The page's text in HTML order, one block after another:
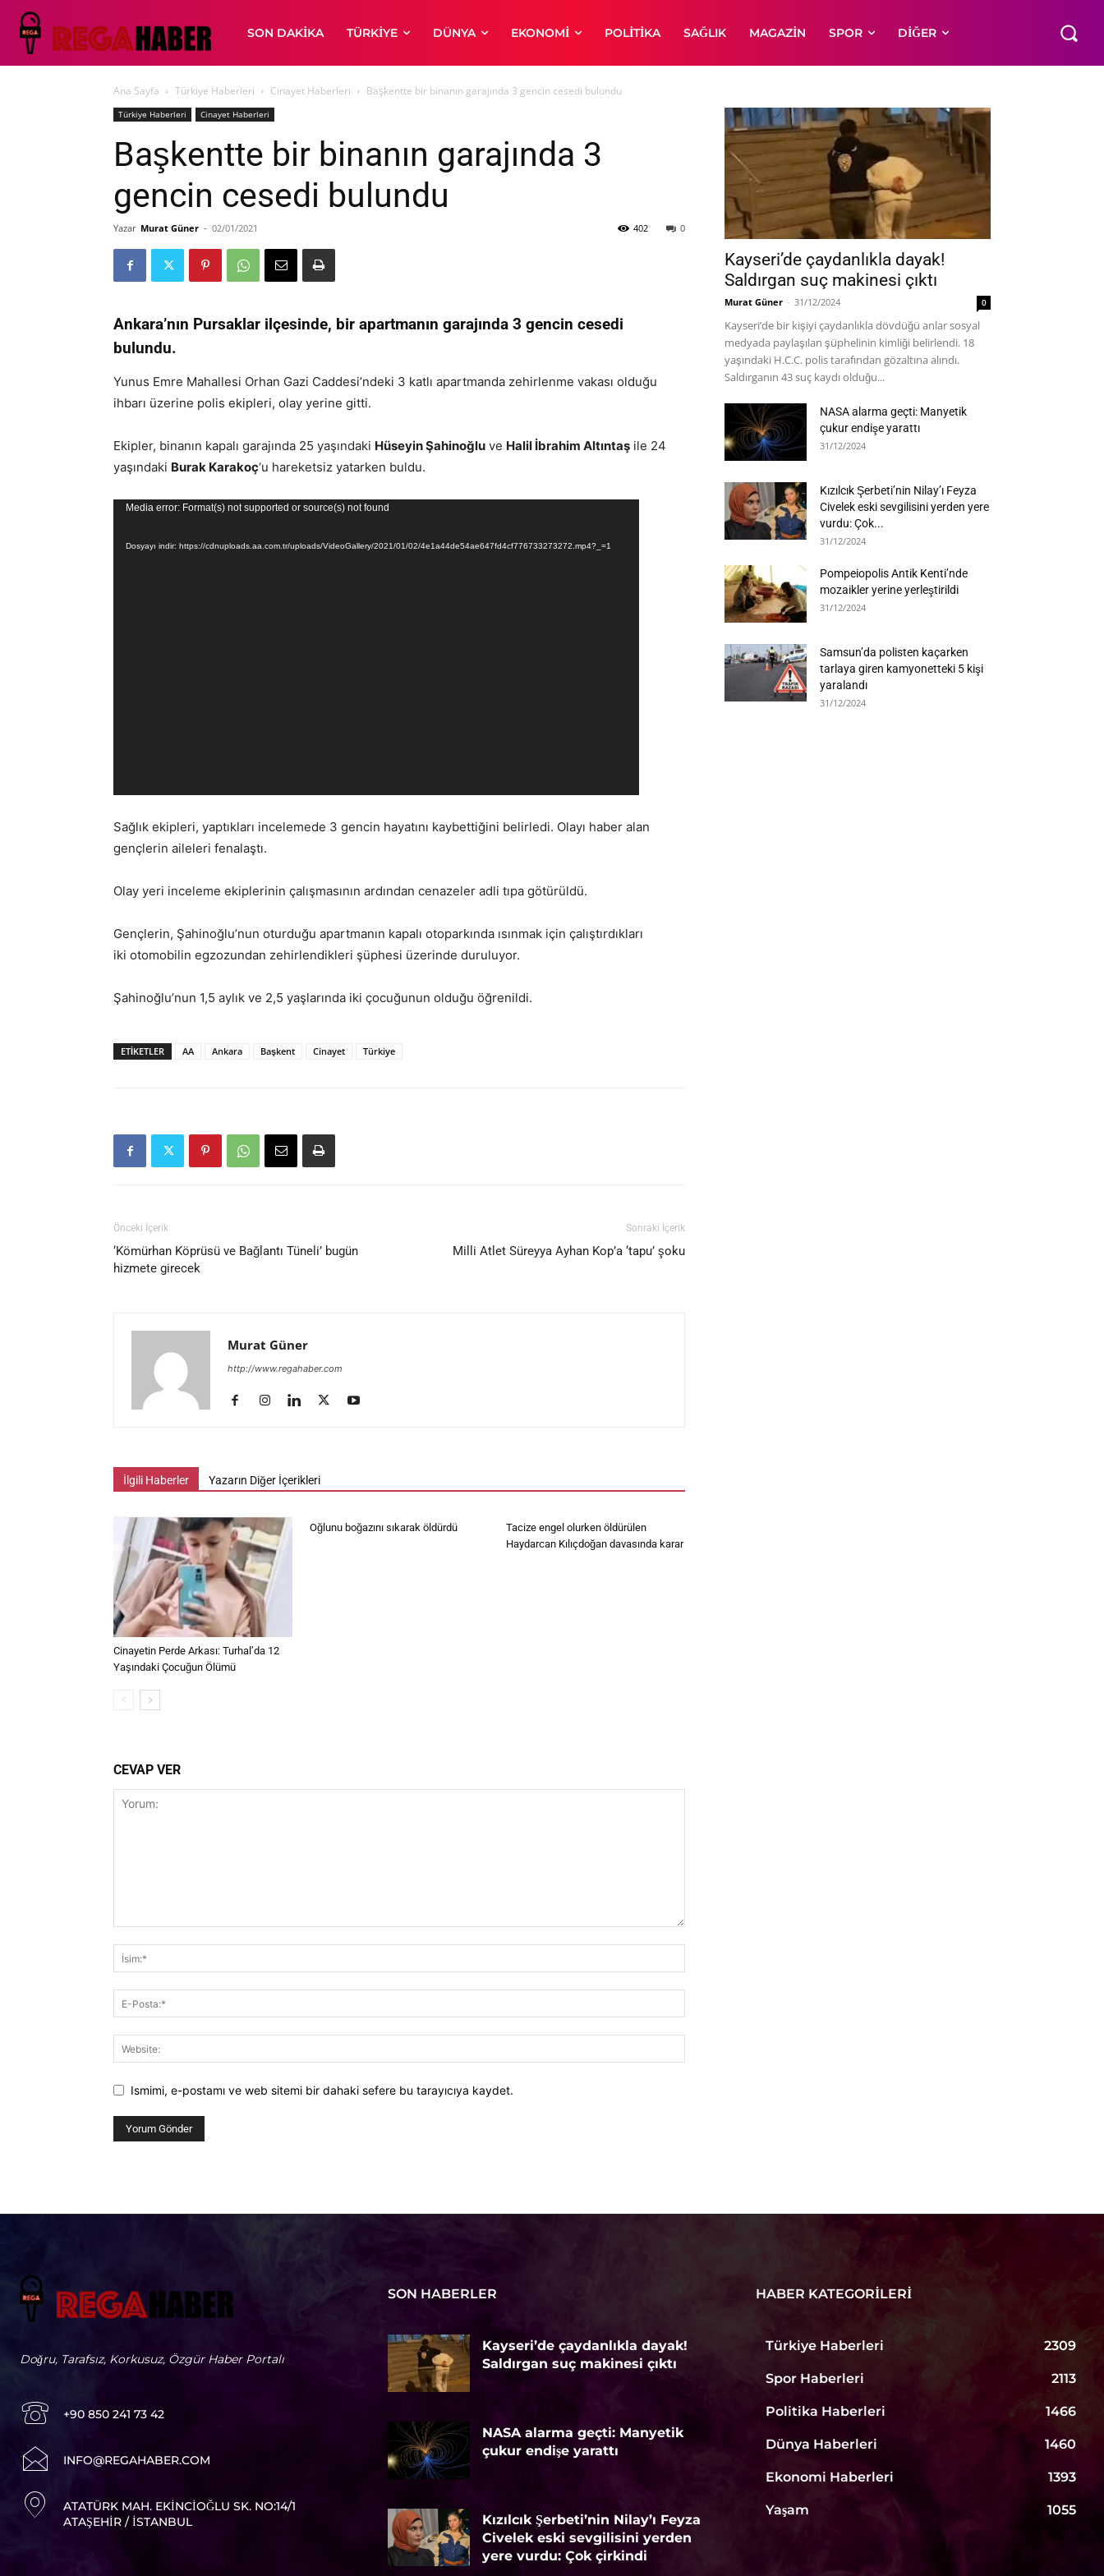
SON DAKIKA TÜRKIYE DÜNYA EKONOMI POLITIKA SAĞLIK MAGAZIN SPOR DIĞER
Ana Sayfa Türkiye Haberleri Cinayet Haberleri Başkentte bir binanın garajında 3 gencin cesedi bulundu
Türkiye Haberleri Cinayet Haberleri
Başkentte bir binanın garajında 3
gencin cesedi bulundu
Yazar Murat Güner - 02/01/2021 0
402
Ankara’nın Pursaklar ilçesinde, bir apartmanın garajında 3 gencin cesedi
bulundu.
Yunus Emre Mahallesi Orhan Gazi Caddesi’ndeki 3 katlı apartmanda zehirlenme vakası olduğu
ihbarı üzerine polis ekipleri, olay yerine gitti.
Ekipler, binanın kapalı garajında 25 yaşındaki Hüseyin Şahinoğlu ve Halil İbrahim Altıntaş ile 24
yaşındaki Burak Karakoç‘u hareketsiz yatarken buldu.
Video
Media error: Format(s) not supported or source(s) not found
Dosyayı indir: https://cdnuploads.aa.com.tr/uploads/VideoGallery/2021/01/02/4e1a44de54ae647fd4cf776733273272.mp4?_=1
Sağlık ekipleri, yaptıkları incelemede 3 gencin hayatını kaybettiğini belirledi. Olayı haber alan
gençlerin aileleri fenalaştı.
Olay yeri inceleme ekiplerinin çalışmasının ardından cenazeler adli tıpa götürüldü.
Gençlerin, Şahinoğlu’nun oturduğu apartmanın kapalı otoparkında ısınmak için çalıştırdıkları
iki otomobilin egzozundan zehirlendikleri şüphesi üzerinde duruluyor.
Şahinoğlu’nun 1,5 aylık ve 2,5 yaşlarında iki çocuğunun olduğu öğrenildi.
ETIKETLER AA Ankara Başkent Cinayet Türkiye
Önceki İçerik
‘Kömürhan Köprüsü ve Bağlantı Tüneli’ bugün
hizmete girecek
Sonraki İçerik
Milli Atlet Süreyya Ayhan Kop’a ‘tapu’ şoku
Murat Güner
http://www.regahaber.com
İlgili Haberler Yazarın Diğer İçerikleri
Cinayetin Perde Arkası: Turhal’da 12
Yaşındaki Çocuğun Ölümü
Oğlunu boğazını sıkarak öldürdü
Tacize engel olurken öldürülen
Haydarcan Kılıçdoğan davasında karar
CEVAP VER
Ismimi, e-postamı ve web sitemi bir dahaki sefere bu tarayıcıya kaydet.
Kayseri’de çaydanlıkla dayak!
Saldırgan suç makinesi çıktı
Murat Güner - 31/12/2024 0
Kayseri’de bir kişiyi çaydanlıkla dövdüğü anlar sosyal
medyada paylaşılan şüphelinin kimliği belirlendi. 18
yaşındaki H.C.C. polis tarafından gözaltına alındı.
Saldırganın 43 suç kaydı olduğu...
NASA alarma geçti: Manyetik
çukur endişe yarattı
31/12/2024
Kızılcık Şerbeti’nin Nilay’ı Feyza
Civelek eski sevgilisini yerden yere
vurdu: Çok...
31/12/2024
Pompeiopolis Antik Kenti’nde
mozaikler yerine yerleştirildi
31/12/2024
Samsun’da polisten kaçarken
tarlaya giren kamyonetteki 5 kişi
yaralandı
31/12/2024
Doğru, Tarafsız, Korkusuz, Özgür Haber Portalı
+90 850 241 73 42
INFO@REGAHABER.COM
ATATÜRK MAH. EKINCIOĞLU SK. NO:14/1
ATAŞEHIR / İSTANBUL
SON HABERLER
Kayseri’de çaydanlıkla dayak!
Saldırgan suç makinesi çıktı
NASA alarma geçti: Manyetik
çukur endişe yarattı
Kızılcık Şerbeti’nin Nilay’ı Feyza
Civelek eski sevgilisini yerden
yere vurdu: Çok çirkindi
HABER KATEGORILERI
Türkiye Haberleri 2309
Spor Haberleri 2113
Politika Haberleri 1466
Dünya Haberleri 1460
Ekonomi Haberleri 1393
Yaşam 1055